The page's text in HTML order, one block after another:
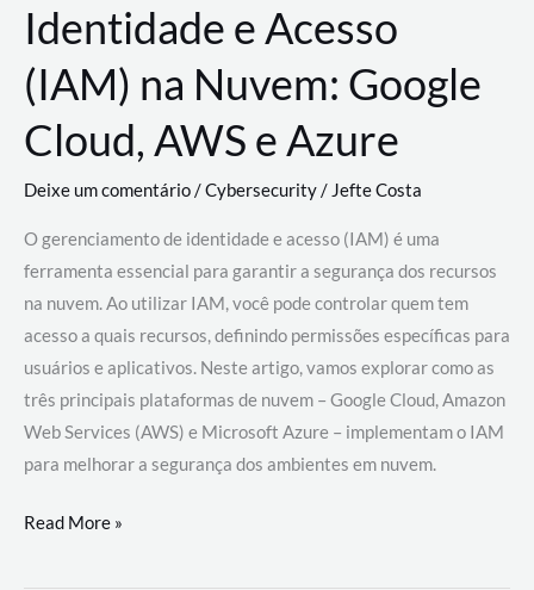
Identidade e Acesso
(IAM) na Nuvem: Google
Cloud, AWS e Azure
Deixe um comentário/Cybersecurity/ Jefte Costa
O gerenciamento de identidade e acesso (IAM) é uma
ferramenta essencial para garantir a segurança dos recursos
na nuvem. Ao utilizar IAM, você pode controlar quem tem
acesso a quais recursos, definindo permissões específicas para
usuários e aplicativos. Neste artigo, vamos explorar como as
três principais plataformas de nuvem – Google Cloud, Amazon
Web Services (AWS) e Microsoft Azure – implementam o IAM
para melhorar a segurança dos ambientes em nuvem.
Gerenciamento
Read More »